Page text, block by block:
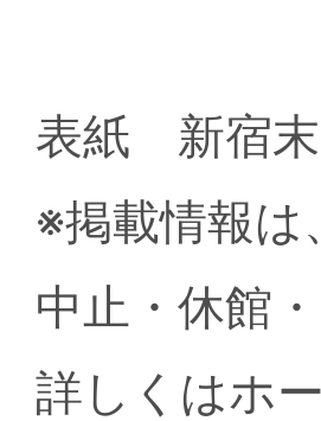
表紙 新宿末
※掲載情報
中止・休館
詳しくはホ